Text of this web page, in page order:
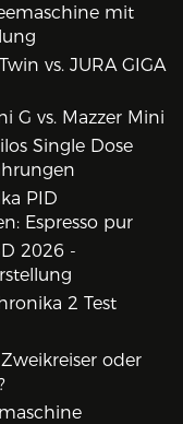
mit
vs. JURA GIGA
G vs. Mazzer Mini
Single Dose
PID
Espresso pur
2026 -
2 Test
oder